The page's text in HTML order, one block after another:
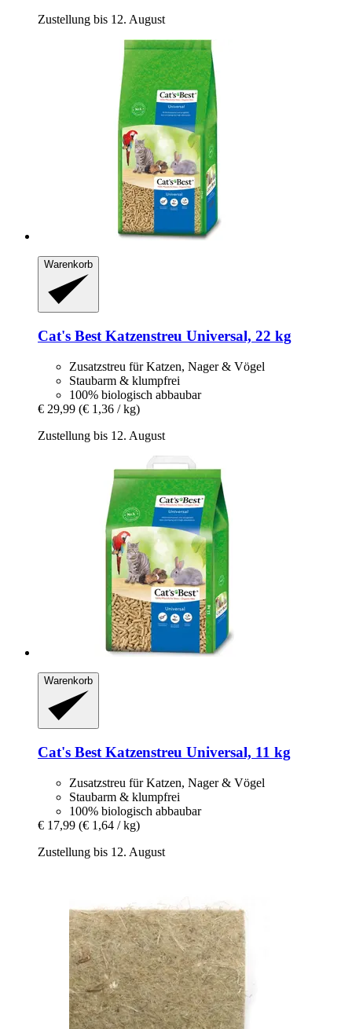
Zustellung bis 12. August
Warenkorb
Cat's Best Katzenstreu Universal, 22 kg
Zusatzstreu für Katzen, Nager & Vögel
Staubarm & klumpfrei
100% biologisch abbaubar
€ 29,99 (€ 1,36 / kg)
Zustellung bis 12. August
Warenkorb
Cat's Best Katzenstreu Universal, 11 kg
Zusatzstreu für Katzen, Nager & Vögel
Staubarm & klumpfrei
100% biologisch abbaubar
€ 17,99 (€ 1,64 / kg)
Zustellung bis 12. August